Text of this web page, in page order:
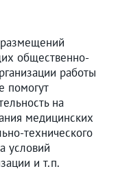
общественно-
работы
помогут
на
медицинских
технического
условий
и т.п.